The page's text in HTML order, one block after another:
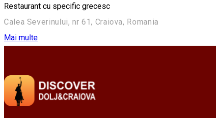
Restaurant cu specific grecesc
Calea Severinului, nr 61, Craiova, Romania
Mai multe